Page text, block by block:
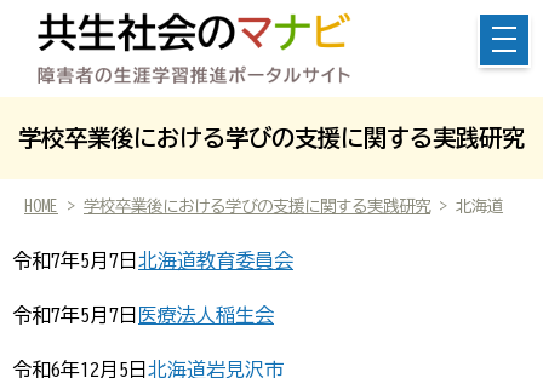
学校卒業後における学びの支援に関する実践研究
HOME > 学校卒業後における学びの支援に関する実践研究> 北海道
令和7年5月7日 北海道教育委員会
令和7年5月7日 医療法人稲生会
令和6年12月5日 北海道岩見沢市